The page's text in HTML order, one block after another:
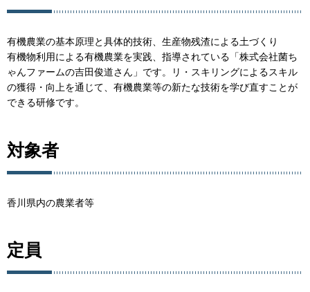
有機農業の基本原理と具体的技術、生産物残渣による土づくり
有機物利用による有機農業を実践、指導されている「株式会社菌ち
ゃんファームの吉田俊道さん」です。リ・スキリングによるスキル
の獲得・向上を通じて、有機農業等の新たな技術を学び直すことが
できる研修です。
対象者
香川県内の農業者等
定員